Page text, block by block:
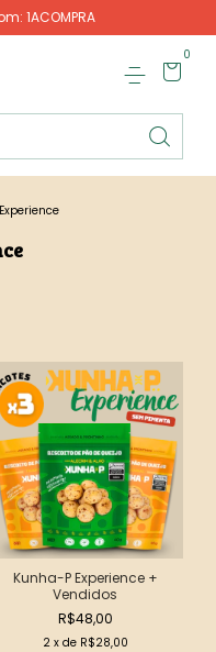
1ACOMPRA
0
Experience
Kunha-P Experience +
Vendidos
R$48,00
2 x de R$28,00